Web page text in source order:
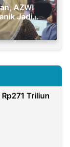
AZWI
Jadi
Triliun